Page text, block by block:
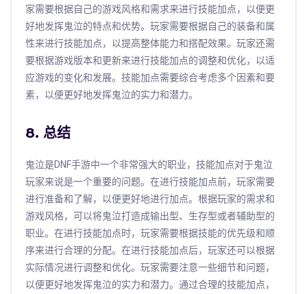
家需要根据自己的游戏风格和需求来进行技能加点，以便更
好地发挥鬼泣的特点和优势。玩家需要根据自己的装备和属
性来进行技能加点，以提高整体能力和搭配效果。玩家还需
要根据游戏版本和更新来进行技能加点的调整和优化，以适
应游戏的变化和发展。技能加点需要综合考虑多个因素和要
素，以便更好地发挥鬼泣的实力和潜力。
8. 总结
鬼泣是DNF手游中一个非常强大的职业，技能加点对于鬼泣
玩家来说是一个重要的问题。在进行技能加点前，玩家需要
进行准备和了解，以便更好地进行加点。根据玩家的需求和
游戏风格，可以将鬼泣打造成输出型、生存型或者辅助型的
职业。在进行技能加点时，玩家需要根据技能的优先级和顺
序来进行合理的分配。在进行技能加点后，玩家还可以根据
实际情况进行调整和优化。玩家需要注意一些细节和问题，
以便更好地发挥鬼泣的实力和潜力。通过合理的技能加点，